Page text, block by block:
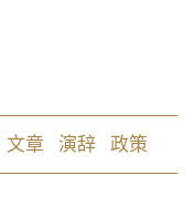
文章 演辞 政策